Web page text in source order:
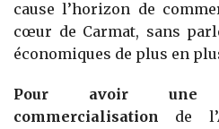
cause l’horizon de
cœur de Carmat, sans
économiques de plus en
Pour avoir une
commercialisation de